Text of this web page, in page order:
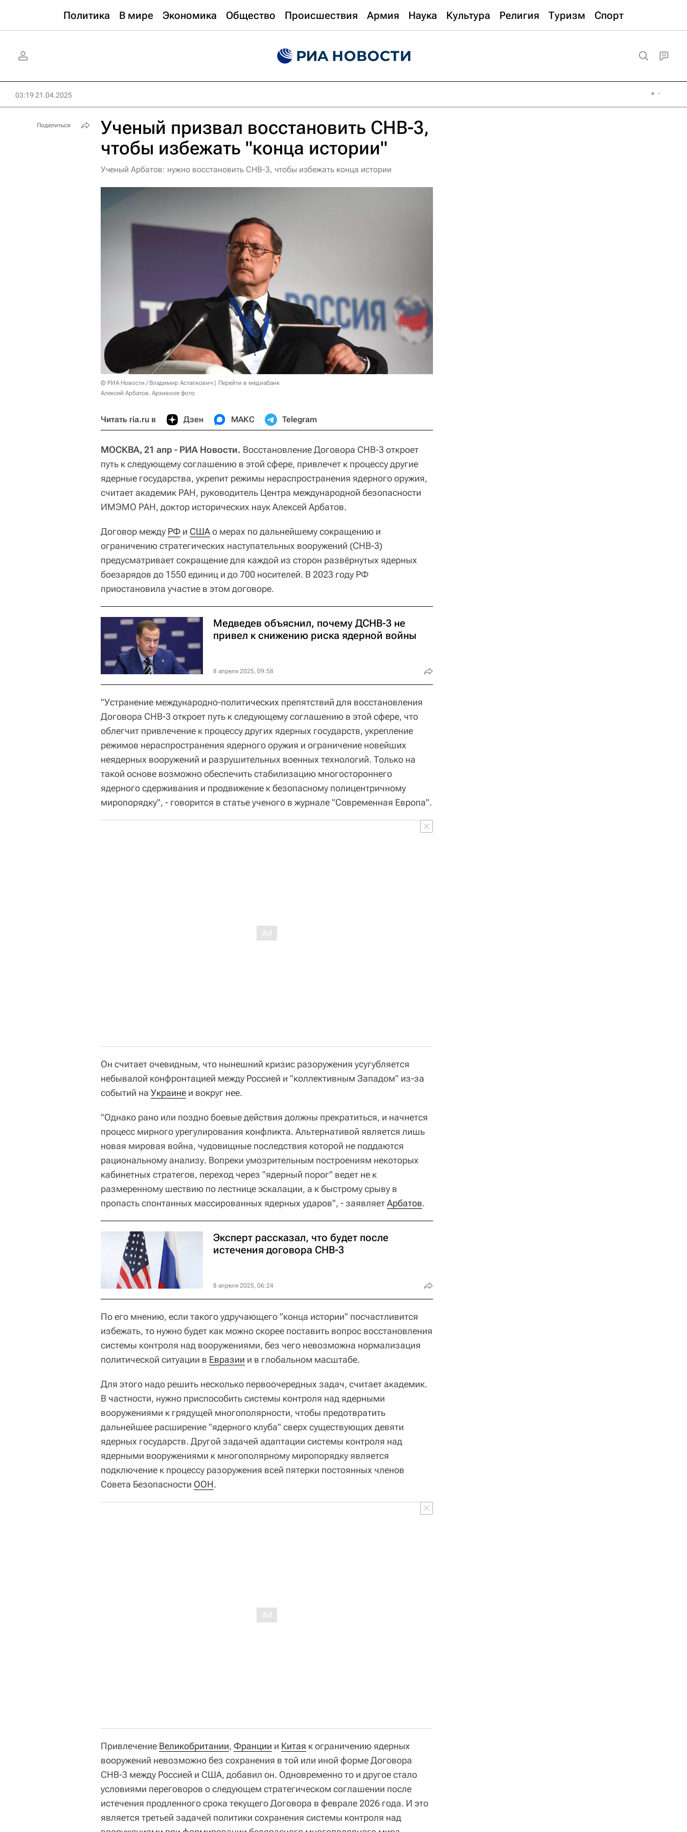
Политика В мире Экономика Общество Происшествия Армия Наука Культура Религия Туризм Спорт
03:19 21.04.2025
Ученый призвал восстановить СНВ-3,
чтобы избежать "конца истории"
Ученый Арбатов: нужно восстановить СНВ-3, чтобы избежать конца истории
© РИА Новости / Владимир Астапкович
Перейти в медиабанк
Алексей Арбатов. Архивное фото
Читать ria.ru в Дзен МАКС Telegram
МОСКВА, 21 апр - РИА Новости. Восстановление Договора СНВ-3 откроет
путь к следующему соглашению в этой сфере, привлечет к процессу другие
ядерные государства, укрепит режимы нераспространения ядерного оружия,
считает академик РАН, руководитель Центра международной безопасности
ИМЭМО РАН, доктор исторических наук Алексей Арбатов.
Договор между РФ и СШАо мерах по дальнейшему сокращению и
ограничению стратегических наступательных вооружений (СНВ-3)
предусматривает сокращение для каждой из сторон развёрнутых ядерных
боезарядов до 1550 единиц и до 700 носителей. В 2023 году РФ
приостановила участие в этом договоре.
Медведев объяснил, почему ДСНВ-3 не
привел к снижению риска ядерной войны
8 апреля 2025, 09:58
"Устранение международно-политических препятствий для восстановления
Договора СНВ-3 откроет путь к следующему соглашению в этой сфере, что
облегчит привлечение к процессу других ядерных государств, укрепление
режимов нераспространения ядерного оружия и ограничение новейших
неядерных вооружений и разрушительных военных технологий. Только на
такой основе возможно обеспечить стабилизацию многостороннего
ядерного сдерживания и продвижение к безопасному полицентричному
миропорядку", - говорится в статье ученого в журнале "Современная Европа".
Он считает очевидным, что нынешний кризис разоружения усугубляется
небывалой конфронтацией между Россией и "коллективным Западом" из-за
событий на Украине и вокруг нее.
"Однако рано или поздно боевые действия должны прекратиться, и начнется
процесс мирного урегулирования конфликта. Альтернативой является лишь
новая мировая война, чудовищные последствия которой не поддаются
рациональному анализу. Вопреки умозрительным построениям некоторых
кабинетных стратегов, переход через "ядерный порог" ведет не к
размеренному шествию по лестнице эскалации, а к быстрому срыву в
пропасть спонтанных массированных ядерных ударов", - заявляетАрбатов.
Эксперт рассказал, что будет после
истечения договора СНВ-3
8 апреля 2025, 06:24
По его мнению, если такого удручающего "конца истории" посчастливится
избежать, то нужно будет как можно скорее поставить вопрос восстановления
системы контроля над вооружениями, без чего невозможна нормализация
политической ситуации в Евразии и в глобальном масштабе.
Для этого надо решить несколько первоочередных задач, считает академик.
В частности, нужно приспособить системы контроля над ядерными
вооружениями к грядущей многополярности, чтобы предотвратить
дальнейшее расширение "ядерного клуба" сверх существующих девяти
ядерных государств. Другой задачей адаптации системы контроля над
ядерными вооружениями к многополярному миропорядку является
подключение к процессу разоружения всей пятерки постоянных членов
Совета Безопасности ООН.
Привлечение Великобритании, Франции и Китая к ограничению ядерных
вооружений невозможно без сохранения в той или иной форме Договора
СНВ-3 между Россией и США, добавил он. Одновременно то и другое стало
условиями переговоров о следующем стратегическом соглашении после
истечения продленного срока текущего Договора в феврале 2026 года. И это
является третьей задачей политики сохранения системы контроля над
Поделиться